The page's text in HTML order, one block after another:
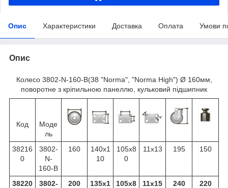
Опис Характеристики Доставка Оплата Умови
Опис
Колесо 3802-N-160-B(38 "Norma", "Norma High") Ø 160мм,
поворотне з кріпильною панеллю, кульковий підшипник
Код
Моде
ль
38216
0
3802-
N-
160-B
160
140х1
10
105х8
0
11х13 195 150
38220
3802-
200
135х1
105х8
11х15 240 220